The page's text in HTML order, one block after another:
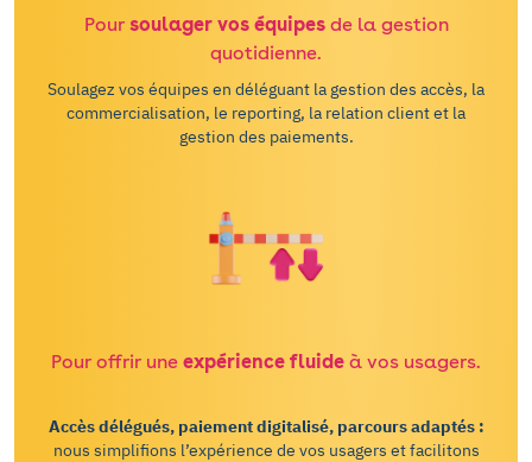
Pour soulager vos équipesde la gestion
quotidienne.
Soulagez vos équipes en déléguant la gestion des accès, la
commercialisation, le reporting, la relation client et la
gestion des paiements.
Pour offrir une expérience fluide à vos usagers.
Accès délégués, paiement digitalisé, parcours adaptés :
nous simplifions l’expérience de vos usagers et facilitons